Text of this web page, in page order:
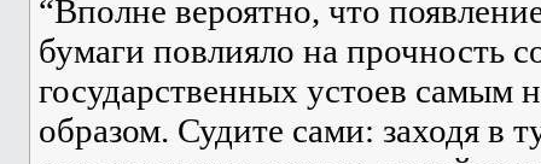
“Вполне вероятно, что
бумаги повлияло на прочность
государственных устоев самым
образом. Судите сами: заходя в